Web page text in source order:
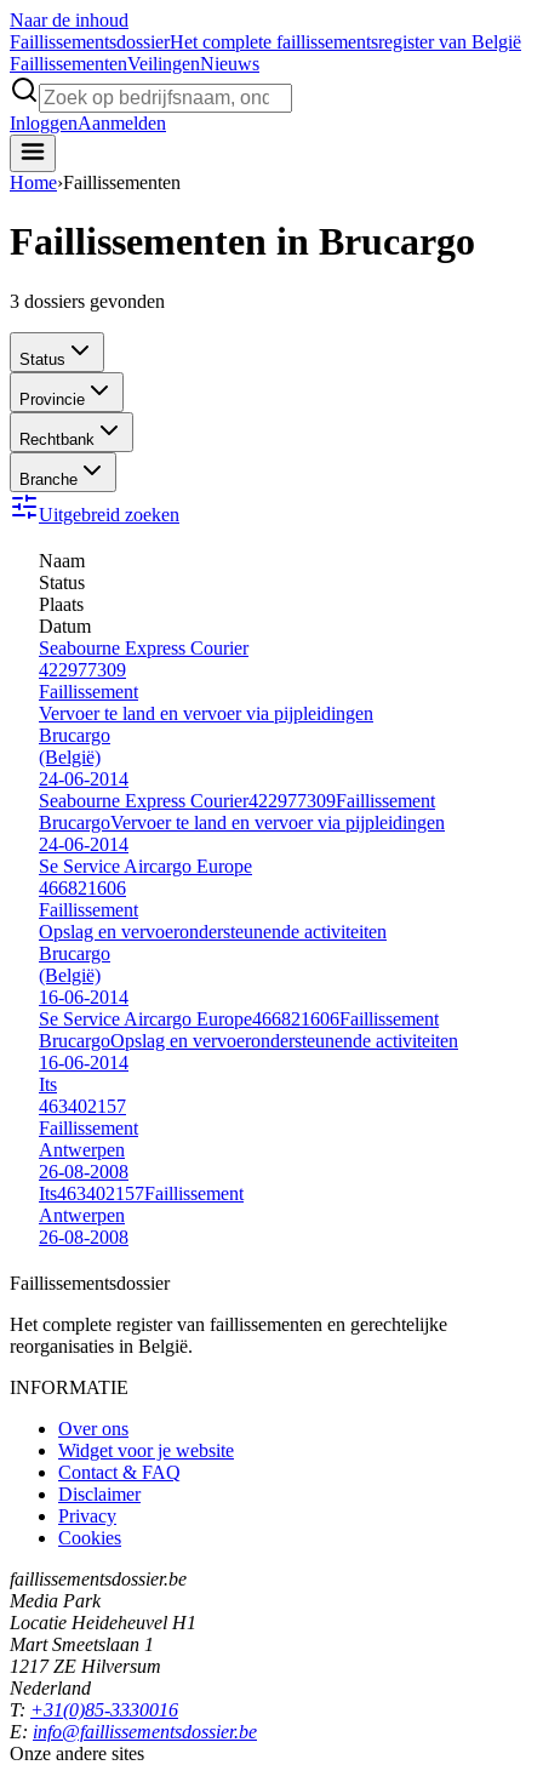
Naar de inhoud
FaillissementsdossierHet complete faillissementsregister van België
FaillissementenVeilingenNieuws
InloggenAanmelden
Home›Faillissementen
Faillissementen in Brucargo
3 dossiers gevonden
Status
Provincie
Rechtbank
Branche
Uitgebreid zoeken
Naam
Status
Plaats
Datum
Seabourne Express Courier
422977309
Faillissement
Vervoer te land en vervoer via pijpleidingen
Brucargo
(België)
24-06-2014
Seabourne Express Courier422977309Faillissement
BrucargoVervoer te land en vervoer via pijpleidingen
24-06-2014
Se Service Aircargo Europe
466821606
Faillissement
Opslag en vervoerondersteunende activiteiten
Brucargo
(België)
16-06-2014
Se Service Aircargo Europe466821606Faillissement
BrucargoOpslag en vervoerondersteunende activiteiten
16-06-2014
Its
463402157
Faillissement
Antwerpen
26-08-2008
Its463402157Faillissement
Antwerpen
26-08-2008
Faillissementsdossier
Het complete register van faillissementen en gerechtelijke
reorganisaties in België.
INFORMATIE
Over ons
Widget voor je website
Contact & FAQ
Disclaimer
Privacy
Cookies
faillissementsdossier.be
Media Park
Locatie Heideheuvel H1
Mart Smeetslaan 1
1217 ZE Hilversum
Nederland
T: +31(0)85-3330016
E: info@faillissementsdossier.be
Onze andere sites